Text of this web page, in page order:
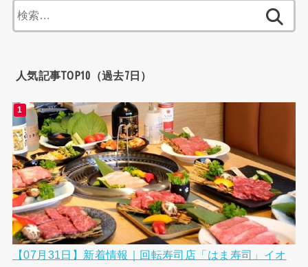
索:
人気記事TOP10（過去7日）
【07月31日】新着情報｜回転寿司店「はま寿司」イオ